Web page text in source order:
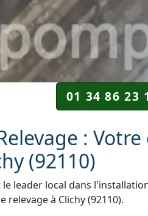
01 34 86 23
:
(92110)
le leader local dans
à Clichy (92110).